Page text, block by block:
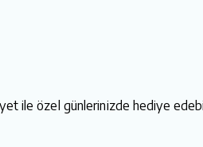
ile özel günlerinizde hediye